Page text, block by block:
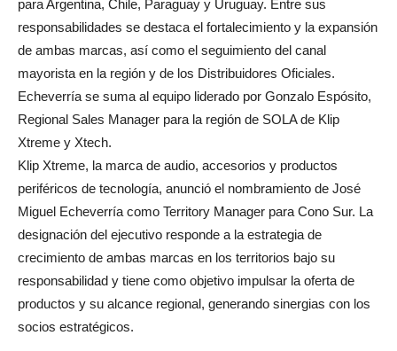
para Argentina, Chile, Paraguay y Uruguay. Entre sus
responsabilidades se destaca el fortalecimiento y la expansión
de ambas marcas, así como el seguimiento del canal
mayorista en la región y de los Distribuidores Oficiales.
Echeverría se suma al equipo liderado por Gonzalo Espósito,
Regional Sales Manager para la región de SOLA de Klip
Xtreme y Xtech.
Klip Xtreme, la marca de audio, accesorios y productos
periféricos de tecnología, anunció el nombramiento de José
Miguel Echeverría como Territory Manager para Cono Sur. La
designación del ejecutivo responde a la estrategia de
crecimiento de ambas marcas en los territorios bajo su
responsabilidad y tiene como objetivo impulsar la oferta de
productos y su alcance regional, generando sinergias con los
socios estratégicos.